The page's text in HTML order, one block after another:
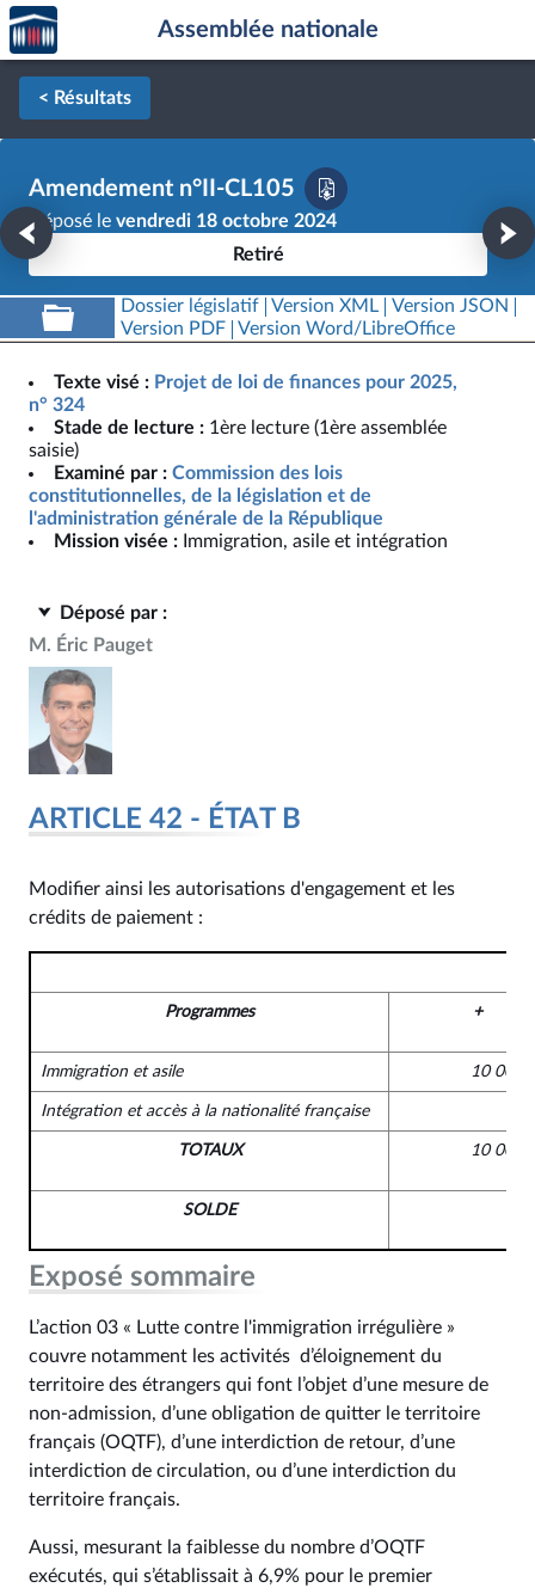
Aller au contenu
Aller en bas de la page
Accèder
à la
page
d'accueil
Assemblée nationale
< Résultats
Amendement n°II-CL105
Déposé le vendredi 18 octobre 2024
Retiré
Dossier législatif Version XML
Version JSON
Version PDF
Version Word/LibreOffice
Texte visé : Projet de loi de finances pour 2025,
n° 324
Stade de lecture : 1ère lecture (1ère assemblée
saisie)
Examiné par : Commission des lois
constitutionnelles, de la législation et de
l'administration générale de la République
Mission visée : Immigration, asile et intégration
Déposé par :
M. Éric Pauget
ARTICLE 42 - ÉTAT B
Modifier ainsi les autorisations d'engagement et les
crédits de paiement :
Programmes +
Immigration et asile 10 000
Intégration et accès à la nationalité française
TOTAUX 10 000
SOLDE
Exposé sommaire
L’action 03 « Lutte contre l'immigration irrégulière »
couvre notamment les activités d’éloignement du
territoire des étrangers qui font l’objet d’une mesure de
non-admission, d’une obligation de quitter le territoire
français (OQTF), d’une interdiction de retour, d’une
interdiction de circulation, ou d’une interdiction du
territoire français.
Aussi, mesurant la faiblesse du nombre d’OQTF
exécutés, qui s’établissait à 6,9% pour le premier